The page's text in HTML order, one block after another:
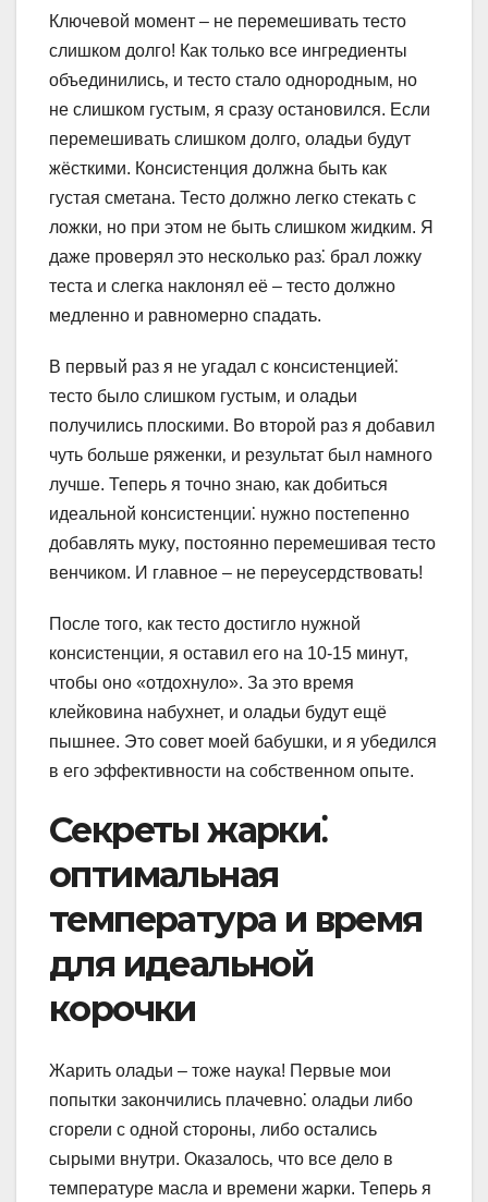
Ключевой момент – не перемешивать тесто
слишком долго! Как только все ингредиенты
объединились‚ и тесто стало однородным‚ но
не слишком густым‚ я сразу остановился. Если
перемешивать слишком долго‚ оладьи будут
жёсткими. Консистенция должна быть как
густая сметана. Тесто должно легко стекать с
ложки‚ но при этом не быть слишком жидким. Я
даже проверял это несколько раз⁚ брал ложку
теста и слегка наклонял её – тесто должно
медленно и равномерно спадать.
В первый раз я не угадал с консистенцией⁚
тесто было слишком густым‚ и оладьи
получились плоскими. Во второй раз я добавил
чуть больше ряженки‚ и результат был намного
лучше. Теперь я точно знаю‚ как добиться
идеальной консистенции⁚ нужно постепенно
добавлять муку‚ постоянно перемешивая тесто
венчиком. И главное – не переусердствовать!
После того‚ как тесто достигло нужной
консистенции‚ я оставил его на 10-15 минут‚
чтобы оно «отдохнуло». За это время
клейковина набухнет‚ и оладьи будут ещё
пышнее. Это совет моей бабушки‚ и я убедился
в его эффективности на собственном опыте.
Секреты жарки⁚
оптимальная
температура и время
для идеальной
корочки
Жарить оладьи – тоже наука! Первые мои
попытки закончились плачевно⁚ оладьи либо
сгорели с одной стороны‚ либо остались
сырыми внутри. Оказалось‚ что все дело в
температуре масла и времени жарки. Теперь я